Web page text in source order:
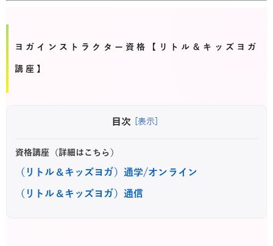
ヨガインストラクター資格【リトル＆キッズヨガ
講座】
目次 [表示]
資格講座（詳細はこちら）
（リトル＆キッズヨガ）通学/オンライン
（リトル＆キッズヨガ）通信